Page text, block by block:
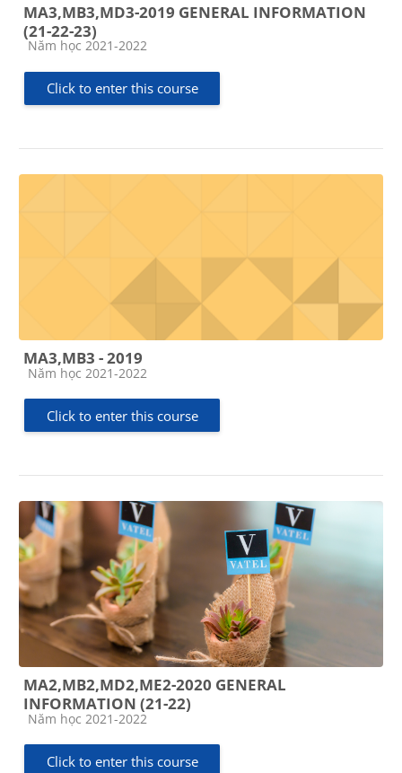
MA3,MB3,MD3-2019 GENERAL INFORMATION
(21-22-23)
Course category
Năm học 2021-2022
Click to enter this course
MA3,MB3 - 2019
Course category
Năm học 2021-2022
Click to enter this course
MA2,MB2,MD2,ME2-2020 GENERAL
INFORMATION (21-22)
Course category
Năm học 2021-2022
Click to enter this course